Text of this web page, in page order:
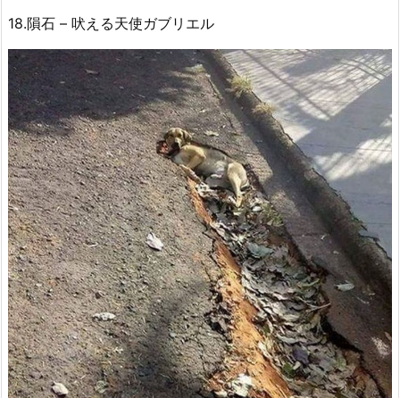
18.隕石 – 吠える天使ガブリエル